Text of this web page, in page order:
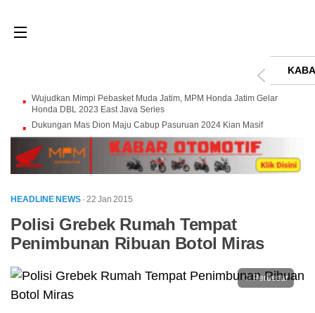
Wujudkan Mimpi Pebasket Muda Jatim, MPM Honda Jatim Gelar
Honda DBL 2023 East Java Series
Dukungan Mas Dion Maju Cabup Pasuruan 2024 Kian Masif
HEADLINE NEWS · 22 Jan 2015
Polisi Grebek Rumah Tempat
Penimbunan Ribuan Botol Miras
Perbesar